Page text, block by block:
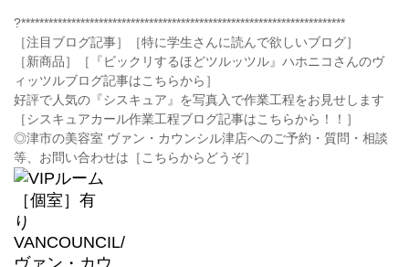
?***********************************************************************
［注目ブログ記事］［特に学生さんに読んで欲しいブログ］
［新商品］［『ビックリするほどツルッツル』ハホニコさんのヴ
ィッツルブログ記事はこちらから］
好評で人気の『シスキュア』を写真入で作業工程をお見せします
［シスキュアカール作業工程ブログ記事はこちらから！！］
◎津市の美容室 ヴァン・カウンシル津店へのご予約・質問・相談
等、お問い合わせは［こちらからどうぞ］